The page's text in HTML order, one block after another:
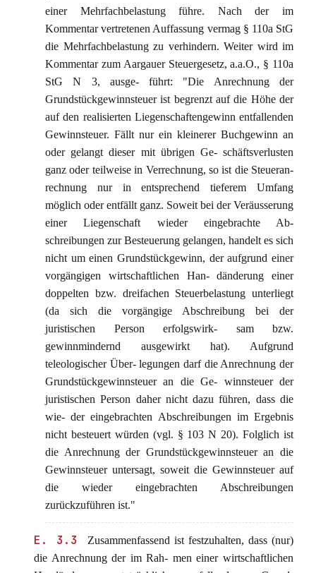
einer Mehrfachbelastung führe. Nach der im
Kommentar vertretenen Auffassung vermag § 110a StG
die Mehrfachbelastung zu verhindern. Weiter wird im
Kommentar zum Aargauer Steuergesetz, a.a.O., § 110a
StG N 3, ausge- führt: "Die Anrechnung der
Grundstückgewinnsteuer ist begrenzt auf die Höhe der
auf den realisierten Liegenschaftengewinn entfallenden
Gewinnsteuer. Fällt nur ein kleinerer Buchgewinn an
oder gelangt dieser mit übrigen Ge- schäftsverlusten
ganz oder teilweise in Verrechnung, so ist die Steueran-
rechnung nur in entsprechend tieferem Umfang
möglich oder entfällt ganz. Soweit bei der Veräusserung
einer Liegenschaft wieder eingebrachte Ab-
schreibungen zur Besteuerung gelangen, handelt es sich
nicht um einen Grundstückgewinn, der aufgrund einer
vorgängigen wirtschaftlichen Han- dänderung einer
doppelten bzw. dreifachen Steuerbelastung unterliegt
(da sich die vorgängige Abschreibung bei der
juristischen Person erfolgswirk- sam bzw.
gewinnmindernd ausgewirkt hat). Aufgrund
teleologischer Über- legungen darf die Anrechnung der
Grundstückgewinnsteuer an die Ge- winnsteuer der
juristischen Person daher nicht dazu führen, dass die
wie- der eingebrachten Abschreibungen im Ergebnis
nicht besteuert würden (vgl. § 103 N 20). Folglich ist
die Anrechnung der Grundstückgewinnsteuer an die
Gewinnsteuer untersagt, soweit die Gewinnsteuer auf
die wieder eingebrachten Abschreibungen
zurückzuführen ist."
E. 3.3
Zusammenfassend ist festzuhalten, dass (nur)
die Anrechnung der im Rah- men einer wirtschaftlichen